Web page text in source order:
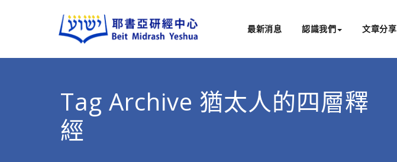
最新消息 認識我們 文章分享
Tag Archive 猶太人的四層釋
經